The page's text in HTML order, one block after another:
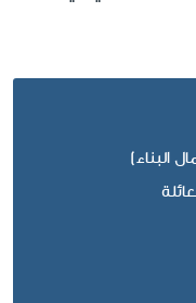
البناء)